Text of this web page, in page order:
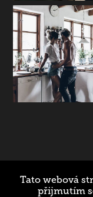
© 2025 Ondřej
Tato webová
přijmutím